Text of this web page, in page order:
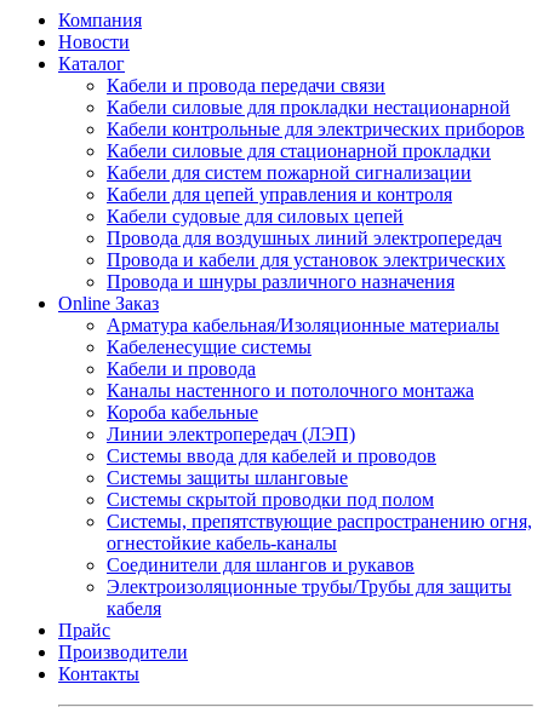
Компания
Новости
Каталог
Кабели и провода передачи связи
Кабели силовые для прокладки нестационарной
Кабели контрольные для электрических приборов
Кабели силовые для стационарной прокладки
Кабели для систем пожарной сигнализации
Кабели для цепей управления и контроля
Кабели судовые для силовых цепей
Провода для воздушных линий электропередач
Провода и кабели для установок электрических
Провода и шнуры различного назначения
Online Заказ
Арматура кабельная/Изоляционные материалы
Кабеленесущие системы
Кабели и провода
Каналы настенного и потолочного монтажа
Короба кабельные
Линии электропередач (ЛЭП)
Системы ввода для кабелей и проводов
Системы защиты шланговые
Системы скрытой проводки под полом
Системы, препятствующие распространению огня,
огнестойкие кабель-каналы
Соединители для шлангов и рукавов
Электроизоляционные трубы/Трубы для защиты
кабеля
Прайс
Производители
Контакты